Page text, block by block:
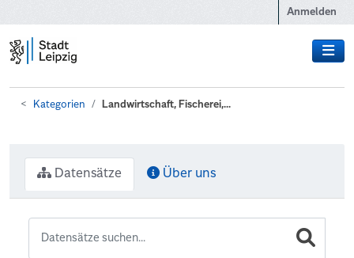
Anmelden
Kategorien Landwirtschaft, Fischerei,...
Datensätze Über uns